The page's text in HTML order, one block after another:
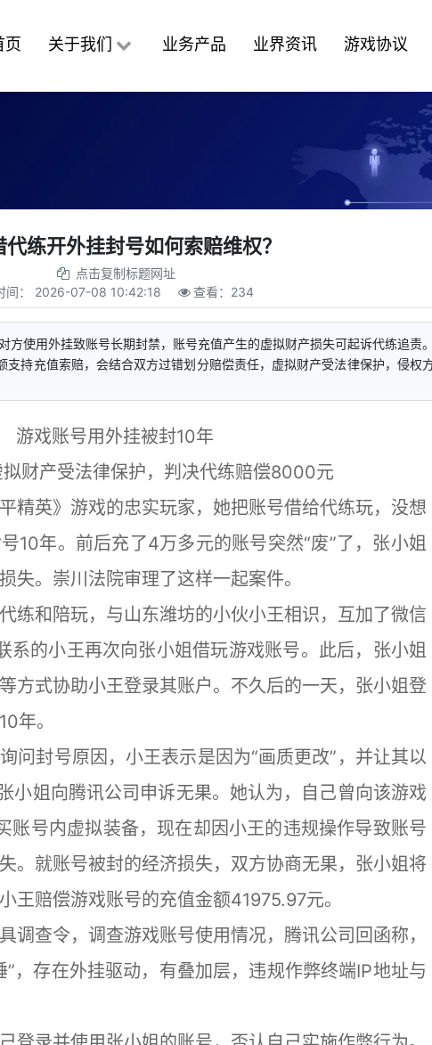
页 关于我们 业务产品 业界资讯 游戏协议
代练开外挂封号如何索赔维权？
点击复制标题网址
间： 2026-07-08 10:42:18 查看： 234
方使用外挂致账号长期封禁，账号充值产生的虚拟财产损失可起诉代练追责。
支持充值索赔，会结合双方过错划分赔偿责任，虚拟财产受法律保护，侵权
游戏账号用外挂被封10年
财产受法律保护，判决代练赔偿8000元
英》游戏的忠实玩家，她把账号借给代练玩，没想
10年。前后充了4万多元的账号突然“废”了，张小姐
失。崇川法院审理了这样一起案件。
和陪玩，与山东潍坊的小伙小王相识，互加了微信
系的小王再次向张小姐借玩游戏账号。此后，张小姐
方式协助小王登录其账户。不久后的一天，张小姐登
年。
封号原因，小王表示是因为“画质更改”，并让其以
小姐向腾讯公司申诉无果。她认为，自己曾向该游戏
账号内虚拟装备，现在却因小王的违规操作导致账号
。就账号被封的经济损失，双方协商无果，张小姐将
王赔偿游戏账号的充值金额41975.97元。
查令，调查游戏账号使用情况，腾讯公司回函称，
”，存在外挂驱动，有叠加层，违规作弊终端IP地址与